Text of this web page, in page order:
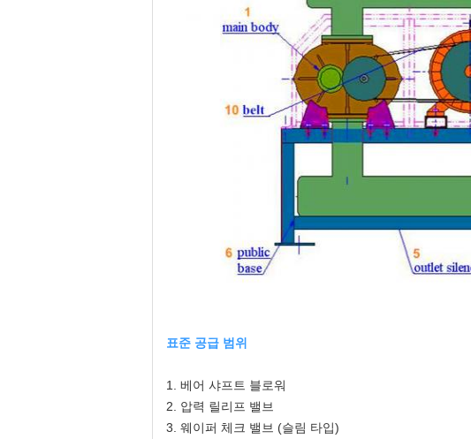
표준 공급 범위
1. 베어 샤프트 블로워
2. 압력 릴리프 밸브
3. 웨이퍼 체크 밸브 (슬림 타입)